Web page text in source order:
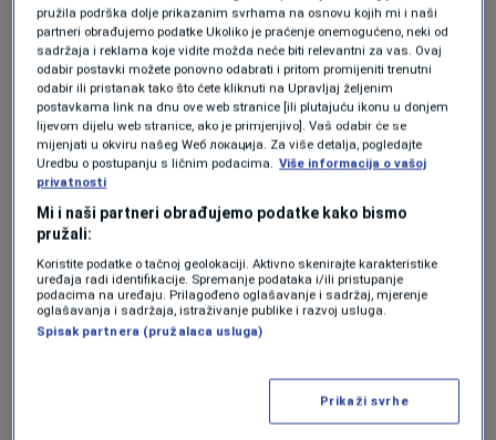
od 200 kolica da bi prestigli rekord. Konačan
rezultat na kraju smjene bio je 253 kolica, ili -
152 tone.
https://ba.n1info.com/vijesti/a95664-ko-je-
bio-alija-sirotanovic/?
fbclid=IwAR1wjlOhtKHR2U3Kusc8un0BsnHmd
ypfNeeLXUh6xX3dw3WF51Zr8MQIe20
brojne su i anegdote koje se
dovode u vezu sa Sirotanovićem.
pružila podrška dolje prikazanim svrhama na osnovu kojih mi i naši
partneri obrađujemo podatke Ukoliko je praćenje onemogućeno, neki od
sadržaja i reklama koje vidite možda neće biti relevantni za vas. Ovaj
odabir postavki možete ponovno odabrati i pritom promijeniti trenutni
odabir ili pristanak tako što ćete kliknuti na Upravljaj željenim
postavkama link na dnu ove web stranice [ili plutajuću ikonu u donjem
lijevom dijelu web stranice, ako je primjenjivo]. Vaš odabir će se
mijenjati u okviru našeg Wеб локација. Za više detalja, pogledajte
Uredbu o postupanju s ličnim podacima. Više informacija o vašoj
privatnosti
Mi i naši partneri obrađujemo podatke kako bismo
pružali:
Koristite podatke o tačnoj geolokaciji. Aktivno skenirajte karakteristike
uređaja radi identifikacije. Spremanje podataka i/ili pristupanje
podacima na uređaju. Prilagođeno oglašavanje i sadržaj, mjerenje
oglašavanja i sadržaja, istraživanje publike i razvoj usluga.
Spisak partnera (pružalaca usluga)
Prikaži svrhe